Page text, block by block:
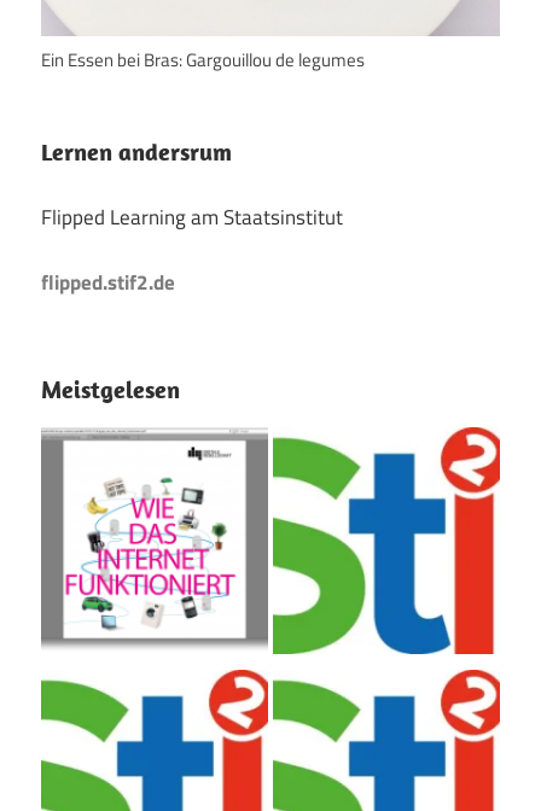
Ein Essen bei Bras: Gargouillou de legumes
Lernen andersrum
Flipped Learning am Staatsinstitut
flipped.stif2.de
Meistgelesen